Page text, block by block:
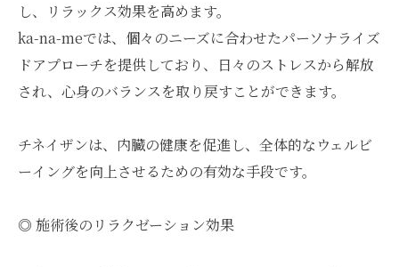
し、リラックス効果を高めます。
ka-na-meでは、個々のニーズに合わせたパーソナライズ
ドアプローチを提供しており、日々のストレスから解放
され、心身のバランスを取り戻すことができます。
チネイザンは、内臓の健康を促進し、全体的なウェルビ
ーイングを向上させるための有効な手段です。
◎ 施術後のリラクゼーション効果